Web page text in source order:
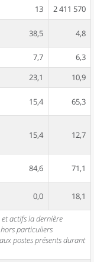
13
2 411 570
38,5 4,8
7,7
6,3
23,1
10,9
15,4 65,3
15,4 12,7
84,6 71,1
0,0 18,1
actifs la dernière
particuliers
postes présents durant